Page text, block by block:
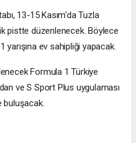
13-15 Kasım'da Tuzla
pistte düzenlenecek. Böylece
ev sahipliği yapacak.
Formula 1 Türkiye
ve S Sport Plus uygulaması
buluşacak.